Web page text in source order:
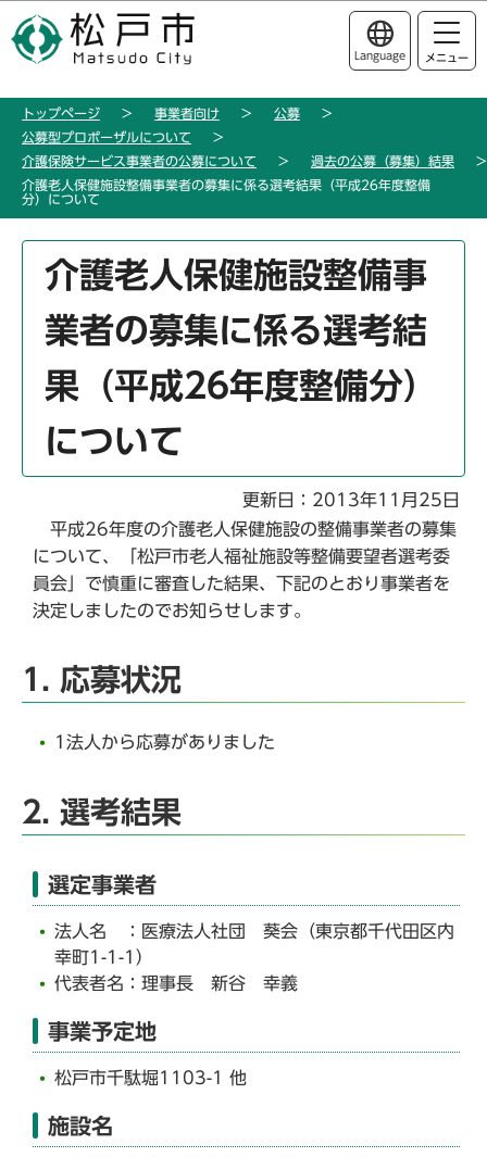
の
ー
このページの本文へ移動
Language メニュー
トップページ 事業者向け
公募
公募型プロポーザルについて
介護保険サービス事業者の公募について
過去の公募（募集）結果
介護老人保健施設整備事業者の募集に係る選考結果（平成26年度整備
分）について
介護老人保健施設整備事
業者の募集に係る選考結
果（平成26年度整備分）
について
更新日：2013年11月25日
平成26年度の介護老人保健施設の整備事業者の募集
について、「松戸市老人福祉施設等整備要望者選考委
員会」で慎重に審査した結果、下記のとおり事業者を
決定しましたのでお知らせします。
1. 応募状況
1法人から応募がありました
2. 選考結果
選定事業者
法人名 ：医療法人社団 葵会（東京都千代田区内
幸町1-1-1）
代表者名：理事長 新谷 幸義
事業予定地
松戸市千駄堀1103-1 他
施設名